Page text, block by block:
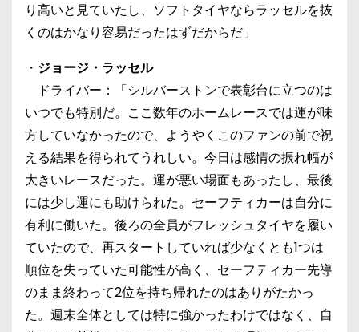
り高いと見ていたし、ソフトタイヤならラッセルを抜
くのはかなり容易だったはずだからだ」
・ ジョージ・ラッセル
ドライバー：「シルバーストンで表彰台に立つのは
いつでも特別だ。ここ数年のホームレースでは運が味
方していなかったので、ようやくこのファンの前で祝
える結果を得られてうれしい。今日は感情の振れ幅が
大きいレースだった。運が悪い場面もあったし、最後
には少し運にも助けられた。セーフティカーは自分に
有利に働いた。後ろの全員がフレッシュタイヤを履い
ていたので、再スタートしていれば少なくとも1つは
順位を失っていた可能性が高く、セーフティカー先導
のまま終わって2位を持ち帰れたのはありがたかっ
た。週末全体としては特に強かったわけではなく、自